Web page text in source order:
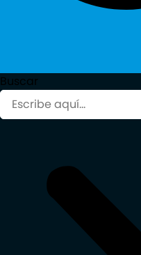
Buscar